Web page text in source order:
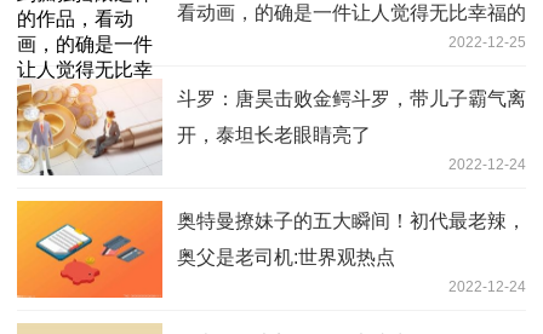
看动画，的确是一件让人觉得无比幸福的
2022-12-25
斗罗：唐昊击败金鳄斗罗，带儿子霸气离
开，泰坦长老眼睛亮了
2022-12-24
奥特曼撩妹子的五大瞬间！初代最老辣，
奥父是老司机:世界观热点
2022-12-24